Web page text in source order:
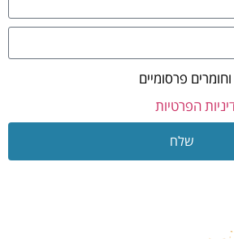
פרסומיים
הפרטיות
שלח